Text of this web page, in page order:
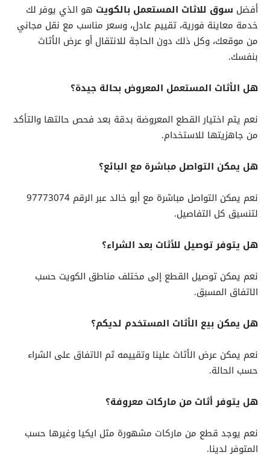
أفضل سوق للاثاث المستعمل بالكويت هو الذي يوفر لك
خدمة معاينة فورية، تقييم عادل، وسعر مناسب مع نقل مجاني
من موقعك، وكل ذلك دون الحاجة للانتقال أو عرض الأثاث
بنفسك.
هل الأثاث المستعمل المعروض بحالة جيدة؟
نعم يتم اختيار القطع المعروضة بدقة بعد فحص حالتها والتأكد
من جاهزيتها للاستخدام.
هل يمكن التواصل مباشرة مع البائع؟
نعم يمكن التواصل مباشرة مع أبو خالد عبر الرقم 97773074
لتنسيق كل التفاصيل.
هل يتوفر توصيل للأثاث بعد الشراء؟
نعم يمكن توصيل القطع إلى مختلف مناطق الكويت حسب
الاتفاق المسبق.
هل يمكن بيع الأثاث المستخدم لديكم؟
نعم يمكن عرض الأثاث علينا وتقييمه ثم الاتفاق على الشراء
حسب الحالة.
هل يتوفر أثاث من ماركات معروفة؟
نعم يوجد قطع من ماركات مشهورة مثل ايكيا وغيرها حسب
المتوفر لدينا.